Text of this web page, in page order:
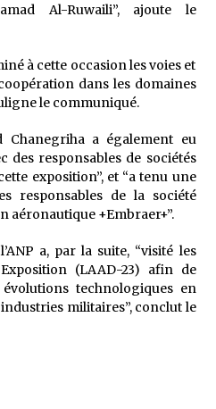
Al-Ruwaili”, ajoute le
à cette occasion les voies et
dans les domaines
le communiqué.
Chanegriha a également eu
des responsables de sociétés
exposition”, et “a tenu une
responsables de la société
aéronautique +Embraer+”.
a, par la suite, “visité les
(LAAD-23) afin de
technologiques en
militaires”, conclut le